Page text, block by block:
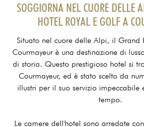
SOGGIORNA NEL CUORE DELLE
HOTEL ROYAL E GOLF A
Situato nel cuore delle Alpi, il Grand
Courmayeur è una destinazione di
di storia. Questo prestigioso hotel si
Courmayeur, ed è stato scelto da
illustri per il suo servizio impeccabile
tempo.
Le camere dell'hotel sono arredate